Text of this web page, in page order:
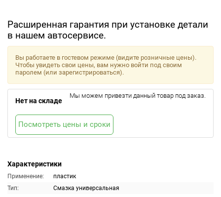
Расширенная гарантия при установке детали
в нашем автосервисе.
Характеристики
Применение:
пластик
Тип:
Смазка универсальная
Вы работаете в гостевом режиме (видите розничные цены).
Чтобы увидеть свои цены, вам нужно войти под своим
паролем (или зарегистрироваться).
Нет на складе
Мы можем привезти данный товар под заказ.
Посмотреть цены и сроки